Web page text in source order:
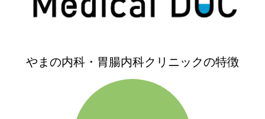
やまの内科・胃腸内科クリニックの特徴